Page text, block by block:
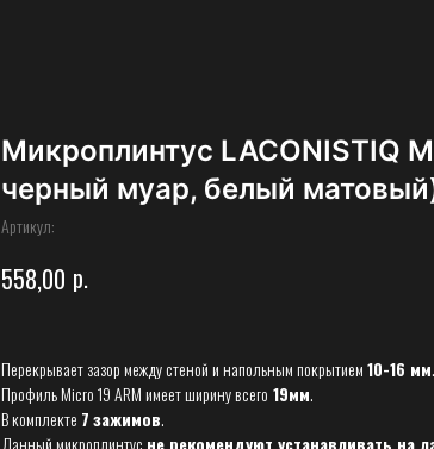
Микроплинтус LACONISTIQ
черный муар, белый
Артикул:
558,00 р.
Перекрывает зазор между стеной и напольным покрытием10-16 мм.
Профиль Micro 19 ARM имеет ширину всего 19мм.
В комплекте 7зажимов.
Данный микроплинтус не рекомендуют устанавливать на